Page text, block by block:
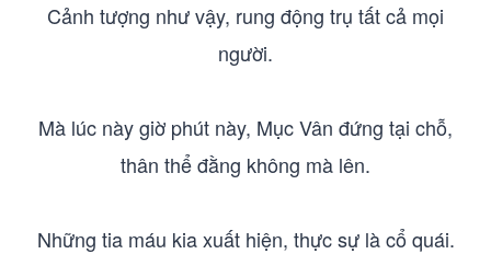
Cảnh tượng như vậy, rung động trụ tất cả mọi
người.
Mà lúc này giờ phút này, Mục Vân đứng tại chỗ,
thân thể đằng không mà lên.
Những tia máu kia xuất hiện, thực sự là cổ quái.